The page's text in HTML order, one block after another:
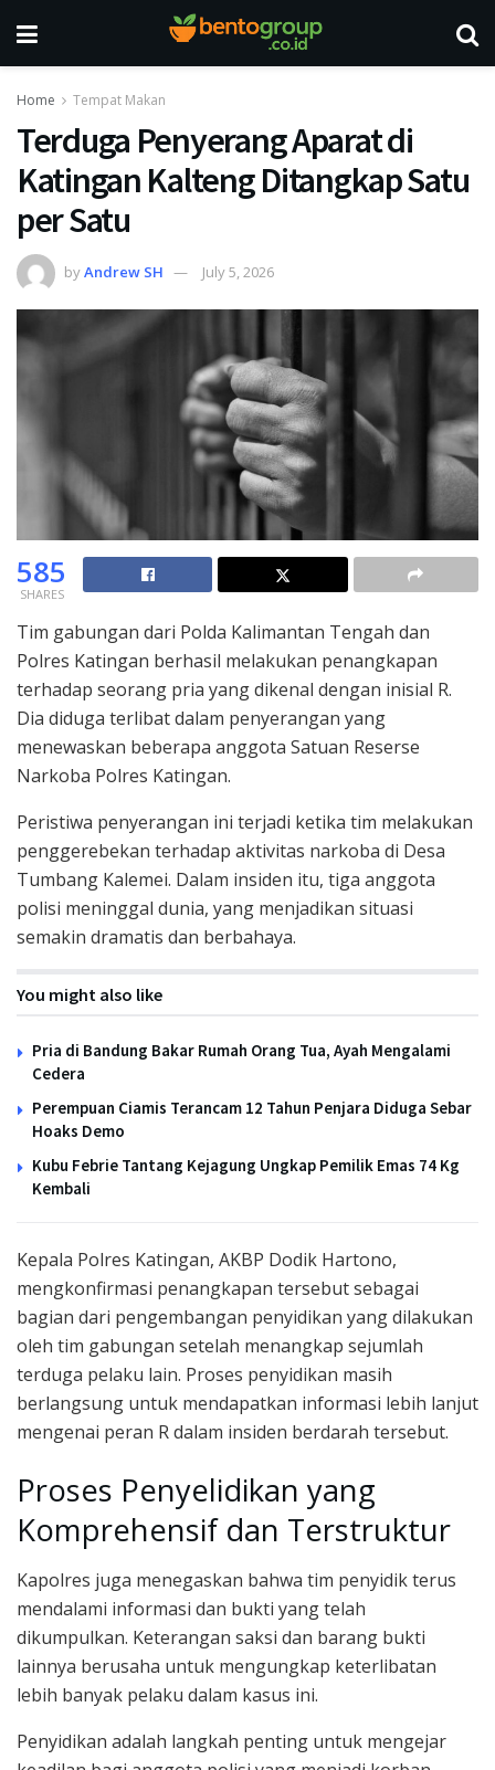
Home Tempat Makan
Terduga Penyerang Aparat di
Katingan Kalteng Ditangkap Satu
per Satu
byAndrew SH July 5, 2026
585
SHARES
Tim gabungan dari Polda Kalimantan Tengah dan
Polres Katingan berhasil melakukan penangkapan
terhadap seorang pria yang dikenal dengan inisial R.
Dia diduga terlibat dalam penyerangan yang
menewaskan beberapa anggota Satuan Reserse
Narkoba Polres Katingan.
Peristiwa penyerangan ini terjadi ketika tim melakukan
penggerebekan terhadap aktivitas narkoba di Desa
Tumbang Kalemei. Dalam insiden itu, tiga anggota
polisi meninggal dunia, yang menjadikan situasi
semakin dramatis dan berbahaya.
You might also like
Pria di Bandung Bakar Rumah Orang Tua, Ayah Mengalami
Cedera
Perempuan Ciamis Terancam 12 Tahun Penjara Diduga Sebar
Hoaks Demo
Kubu Febrie Tantang Kejagung Ungkap Pemilik Emas 74 Kg
Kembali
Kepala Polres Katingan, AKBP Dodik Hartono,
mengkonfirmasi penangkapan tersebut sebagai
bagian dari pengembangan penyidikan yang dilakukan
oleh tim gabungan setelah menangkap sejumlah
terduga pelaku lain. Proses penyidikan masih
berlangsung untuk mendapatkan informasi lebih lanjut
mengenai peran R dalam insiden berdarah tersebut.
Proses Penyelidikan yang
Komprehensif dan Terstruktur
Kapolres juga menegaskan bahwa tim penyidik terus
mendalami informasi dan bukti yang telah
dikumpulkan. Keterangan saksi dan barang bukti
lainnya berusaha untuk mengungkap keterlibatan
lebih banyak pelaku dalam kasus ini.
Penyidikan adalah langkah penting untuk mengejar